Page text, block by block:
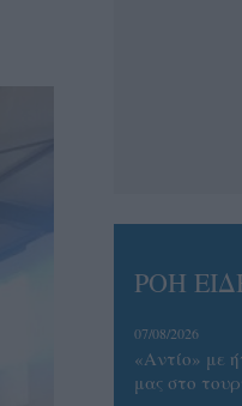
ΡΟΗ
07/08/2026
«Αντίο» με
μας στο